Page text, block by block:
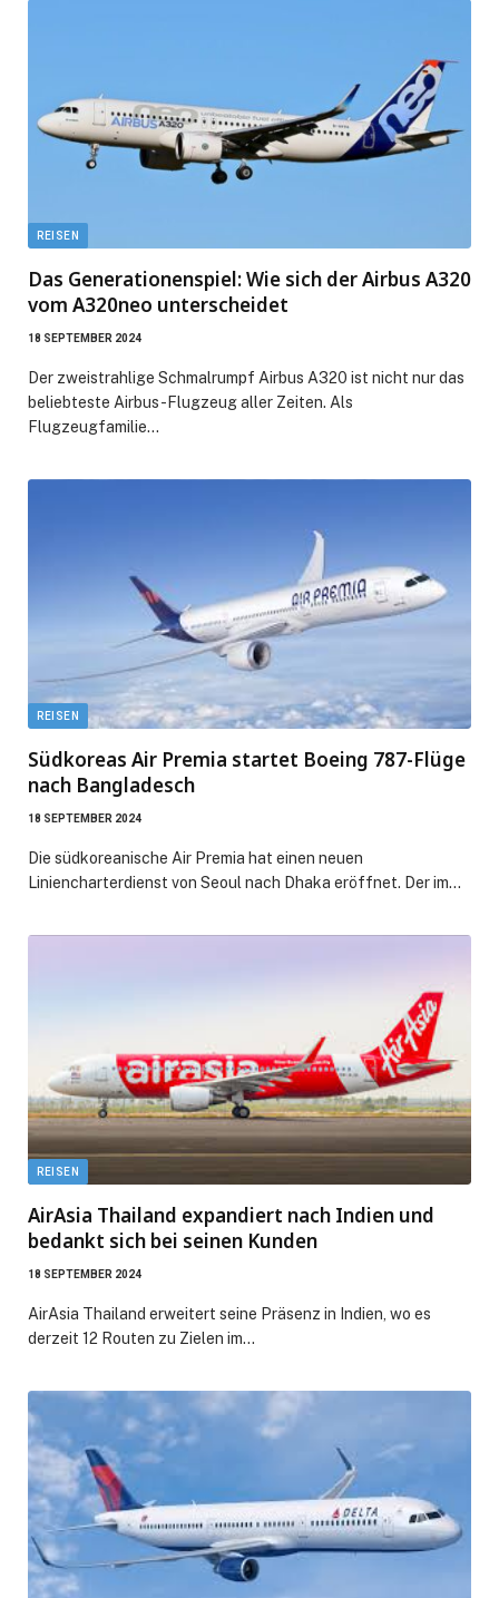
REISEN
Das Generationenspiel: Wie sich der Airbus A320
vom A320neo unterscheidet
18 SEPTEMBER 2024
Der zweistrahlige Schmalrumpf Airbus A320 ist nicht nur das
beliebteste Airbus-Flugzeug aller Zeiten. Als
Flugzeugfamilie…
REISEN
Südkoreas Air Premia startet Boeing 787-Flüge
nach Bangladesch
18 SEPTEMBER 2024
Die südkoreanische Air Premia hat einen neuen
Liniencharterdienst von Seoul nach Dhaka eröffnet. Der im…
REISEN
AirAsia Thailand expandiert nach Indien und
bedankt sich bei seinen Kunden
18 SEPTEMBER 2024
AirAsia Thailand erweitert seine Präsenz in Indien, wo es
derzeit 12 Routen zu Zielen im…